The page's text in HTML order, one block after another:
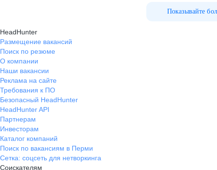
Показывайте
HeadHunter
Размещение вакансий
Поиск по резюме
О компании
Наши вакансии
Реклама на сайте
Требования к ПО
Безопасный HeadHunter
HeadHunter API
Партнерам
Инвесторам
Каталог компаний
Поиск по вакансиям в Перми
Сетка: соцсеть для нетворкинга
Соискателям